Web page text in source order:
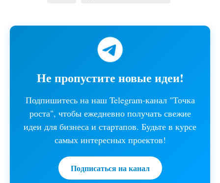
Не пропустите новые идеи!
Подпишитесь на наш Telegram-канал "Точка
роста", чтобы ежедневно получать свежие
идеи для бизнеса и стартапов. Будьте в курсе
самых интересных проектов!
Подписаться на канал